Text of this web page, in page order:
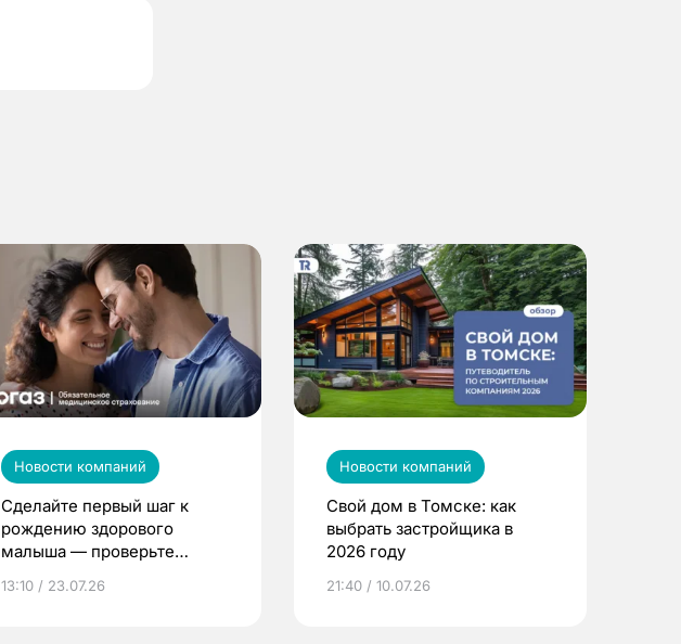
Новости компаний
Сделайте первый шаг к
рождению здорового
малыша — проверьте
по ОМС!
13:10 / 23.07.26
Новости компаний
Свой дом в Томске: как
выбрать застройщика в
2026 году
21:40 / 10.07.26